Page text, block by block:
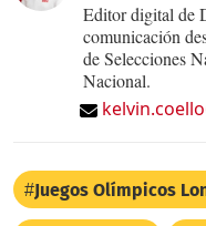
Editor digital de
comunicación
de Selecciones
Nacional.
Juegos Olímpicos